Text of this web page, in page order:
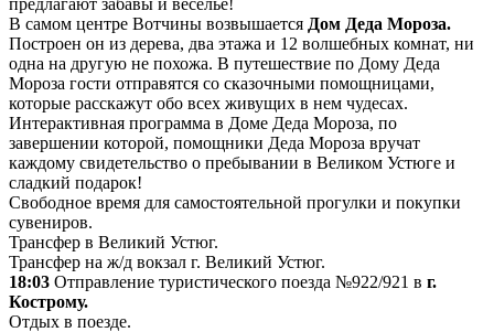
В самом центре Вотчины возвышается Дом Деда Мороза.
Построен он из дерева, два этажа и 12 волшебных комнат, ни
одна на другую не похожа. В путешествие по Дому Деда
Мороза гости отправятся со сказочными помощницами,
которые расскажут обо всех живущих в нем чудесах.
Интерактивная программа в Доме Деда Мороза, по
завершении которой, помощники Деда Мороза вручат
каждому свидетельство о пребывании в Великом Устюге и
сладкий подарок!
Свободное время для самостоятельной прогулки и покупки
сувениров.
Трансфер в Великий Устюг.
Трансфер на ж/д вокзал г. Великий Устюг.
18:03 Отправление туристического поезда №922/921 в г.
Кострому.
Отдых в поезде.